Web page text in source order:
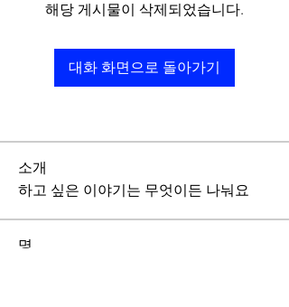
해당 게시물이 삭제되었습니다.
대화 화면으로 돌아가기
소개
하고 싶은 이야기는 무엇이든 나눠요
명